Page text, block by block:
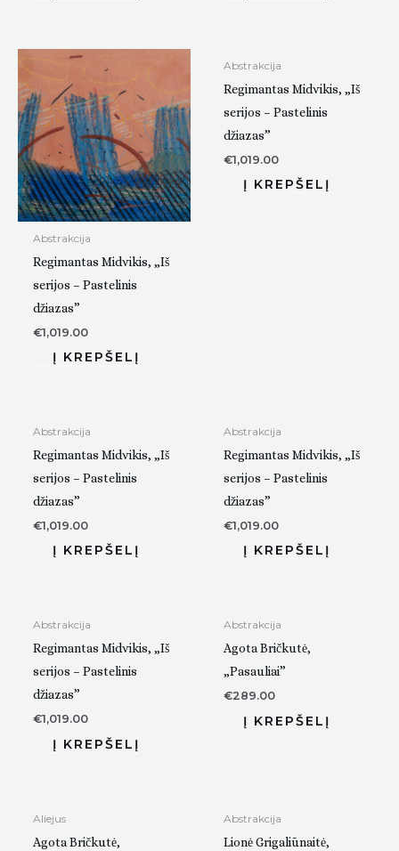
Abstrakcija
Regimantas Midvikis, „Iš
serijos – Pastelinis
džiazas”
€1,019.00
Abstrakcija
Regimantas Midvikis, „Iš
serijos – Pastelinis
džiazas”
€1,019.00
Abstrakcija
Regimantas Midvikis, „Iš
serijos – Pastelinis
džiazas”
€1,019.00
Abstrakcija
Regimantas Midvikis, „Iš
serijos – Pastelinis
džiazas”
€1,019.00
Abstrakcija
Regimantas Midvikis, „Iš
serijos – Pastelinis
džiazas”
€1,019.00
Abstrakcija
Agota Bričkutė,
„Pasauliai”
€289.00
Aliejus
Agota Bričkutė,
Abstrakcija
Lionė Grigaliūnaitė,